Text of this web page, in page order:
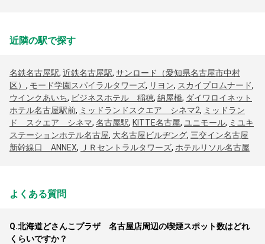
近隣の駅で探す
名鉄名古屋駅, 近鉄名古屋駅, サンロード（愛知県名古屋市中村
区） , モード学園スパイラルタワーズ, リヨン, スカイプロムナード,
ウインクあいち, ビジネスホテル 稲穂, 納屋橋, ダイワロイネット
ホテル名古屋駅前, ミッドランドスクエア シネマ2, ミッドラン
ド スクエア シネマ, 名古屋駅, KITTE名古屋, ユニモール, ミユキ
ステーションホテル名古屋, 大名古屋ビルヂング, 三交イン名古屋
新幹線口 ANNEX, ＪＲセントラルタワーズ, ホテルリソル名古屋
よくある質問
Q.北海道どさんこプラザ 名古屋店周辺の喫煙スポット数はどれ
くらいですか？